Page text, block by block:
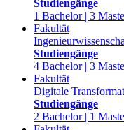
Studiengänge
1 Bachelor | 3
Fakultät
Studiengänge
4 Bachelor | 3
Fakultät
Digitale
Studiengänge
2 Bachelor | 1